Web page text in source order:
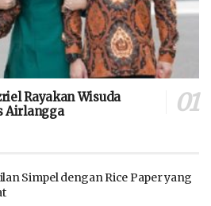
Rayakan Wisuda
Airlangga
Simpel dengan Rice Paper yang